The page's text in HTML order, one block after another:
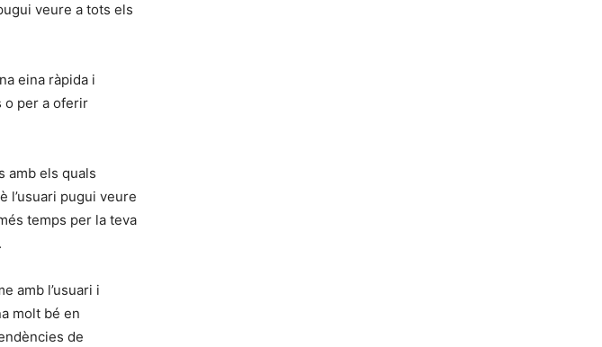
veure a tots els
eina ràpida i
o per a oferir
amb els quals
l’usuari pugui veure
temps per la teva
amb l’usuari i
molt bé en
de